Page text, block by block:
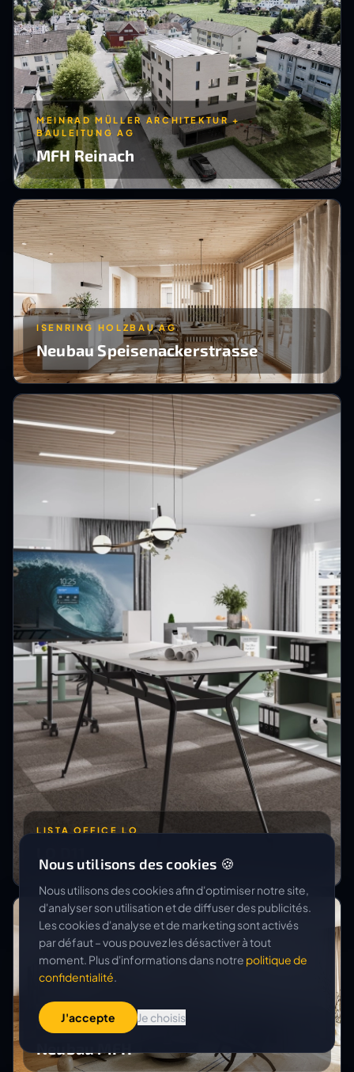
MEINRAD MÜLLER ARCHITEKTUR +
BAULEITUNG AG
MFH Reinach
ISENRING HOLZBAU AG
Neubau Speisenackerstrasse
LISTA OFFICE LO
CREO GROUP GMBH
Neubau MFH
Nous utilisons des cookies 🍪
Nous utilisons des cookies afin d'optimiser notre site,
d'analyser son utilisation et de diffuser des publicités.
Les cookies d'analyse et de marketing sont activés
par défaut – vous pouvez les désactiver à tout
moment. Plus d'informations dans notre politique de
confidentialité.
J'accepte Je choisis